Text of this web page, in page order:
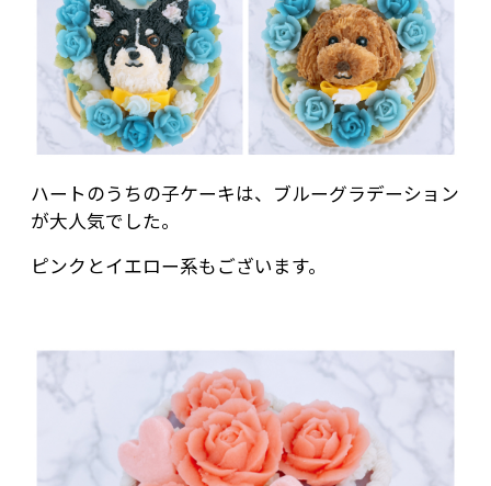
ハートのうちの子ケーキは、ブルーグラデーション
が大人気でした。
ピンクとイエロー系もございます。